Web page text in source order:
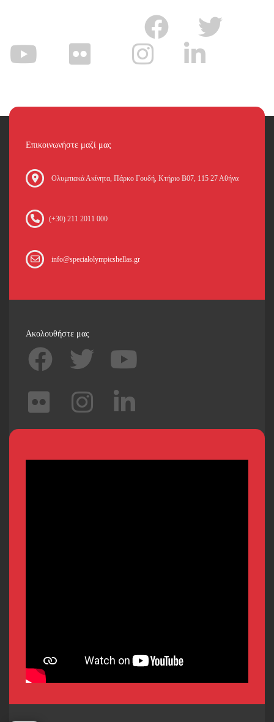
Επικοινωνήστε μαζί μας
Oλυμπιακά Ακίνητα, Πάρκο Γουδή, Κτήριο Β07, 115 27 Αθήνα
(+30) 211 2011 000
info@specialolympicshellas.gr
Ακολουθήστε μας